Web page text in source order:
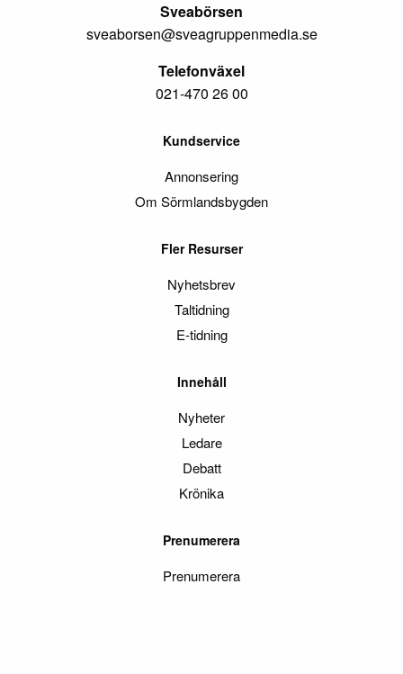
Sveabörsen
sveaborsen@sveagruppenmedia.se
Telefonväxel
021-470 26 00
Kundservice
Annonsering
Om Sörmlandsbygden
Fler Resurser
Nyhetsbrev
Taltidning
E-tidning
Innehåll
Nyheter
Ledare
Debatt
Krönika
Prenumerera
Prenumerera